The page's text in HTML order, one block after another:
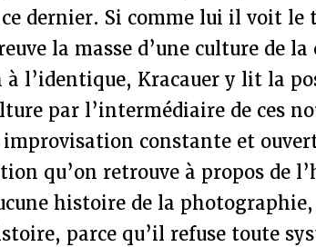
dernier. Si comme lui il voit le
la masse d’une culture de
à l’identique, Kracauer y lit la
par l’intermédiaire de ces
constante et
qu’on retrouve à propos de
histoire de la photographie,
parce qu’il refuse toute